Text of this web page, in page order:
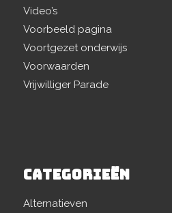
Video’s
Voorbeeld pagina
Voortgezet onderwijs
Voorwaarden
Vrijwilliger Parade
CATEGORIEËN
Alternatieven